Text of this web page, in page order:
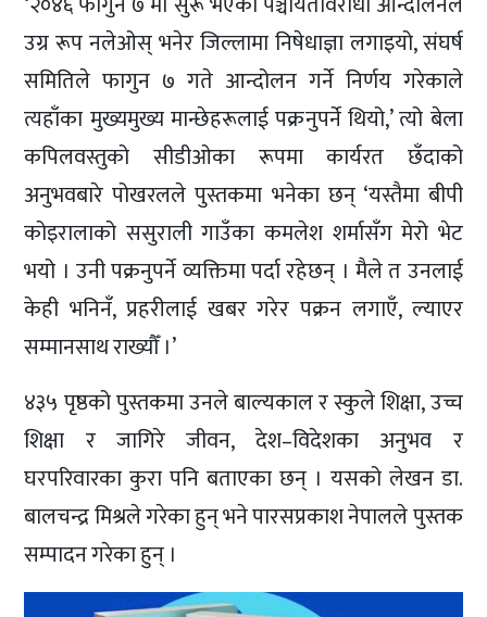
उग्र रूप नलेओस् भनेर जिल्लामा निषेधाज्ञा लगाइयो, संघर्ष
समितिले फागुन ७ गते आन्दोलन गर्ने निर्णय गरेकाले
त्यहाँका मुख्यमुख्य मान्छेहरूलाई पक्रनुपर्ने थियो,’ त्यो बेला
कपिलवस्तुको सीडीओका रूपमा कार्यरत छँदाको
अनुभवबारे पोखरलले पुस्तकमा भनेका छन् ‘यस्तैमा बीपी
कोइरालाको ससुराली गाउँका कमलेश शर्मासँग मेरो भेट
भयो । उनी पक्रनुपर्ने व्यक्तिमा पर्दा रहेछन् । मैले त उनलाई
केही भनिनँ, प्रहरीलाई खबर गरेर पक्रन लगाएँ, ल्याएर
सम्मानसाथ राख्यौँ ।’
४३५ पृष्ठको पुस्तकमा उनले बाल्यकाल र स्कुले शिक्षा, उच्च
शिक्षा र जागिरे जीवन, देश–विदेशका अनुभव र
घरपरिवारका कुरा पनि बताएका छन् । यसको लेखन डा.
बालचन्द्र मिश्रले गरेका हुन् भने पारसप्रकाश नेपालले पुस्तक
सम्पादन गरेका हुन् ।